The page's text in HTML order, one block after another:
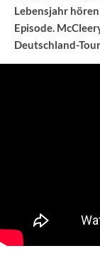
Lebensjahr
Episode.
Deutschland-